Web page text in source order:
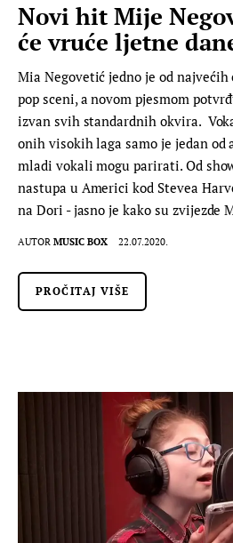
Novi hit Mije
će vruće ljetne
Mia Negovetić jedno je od
pop sceni, a novom pjesmom
izvan svih standardnih okvira.
onih visokih laga samo je jedan
mladi vokali mogu parirati. Od
nastupa u Americi kod Stevea
na Dori - jasno je kako su zvijezde
AUTOR MUSIC BOX 22.07.2020.
PROČITAJ VIŠE